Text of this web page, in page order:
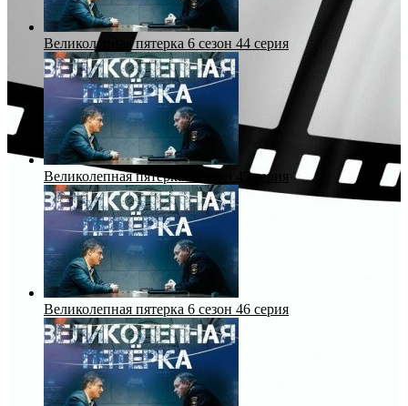
Великолепная пятерка 6 сезон 44 серия
Великолепная пятерка 6 сезон 45 серия
Великолепная пятерка 6 сезон 46 серия